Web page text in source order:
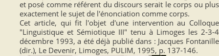
et posé comme référent du discours serait le corps ou plus
exactement le sujet de l'énonciation comme corps.
Cet article, qui fit l'objet d'une intervention au Colloque
"Linguistique et Sémiotique III" tenu à Limoges les 2-3-4
décembre 1993, a été déjà publié dans : Jacques Fontanille
(dir.), Le Devenir, Limoges, PULIM, 1995, p. 137-146.